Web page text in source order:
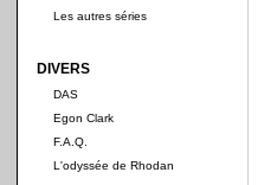
Les autres séries
DIVERS
DAS
Egon Clark
F.A.Q.
L'odyssée de Rhodan